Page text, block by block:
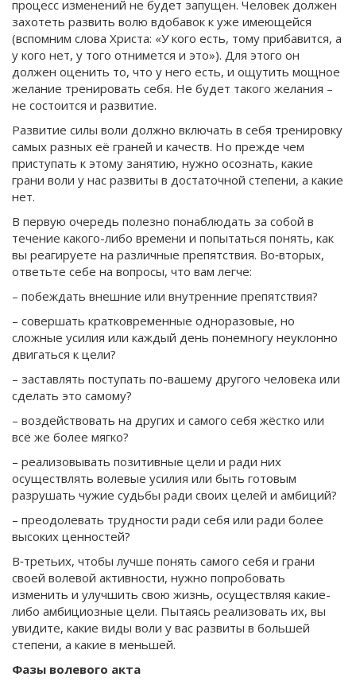
процесс изменений не будет запущен. Человек должен
захотеть развить волю вдобавок к уже имеющейся
(вспомним слова Христа: «У кого есть, тому прибавится, а
у кого нет, у того отнимется и это»). Для этого он
должен оценить то, что у него есть, и ощутить мощное
желание тренировать себя. Не будет такого желания –
не состоится и развитие.
Развитие силы воли должно включать в себя тренировку
самых разных её граней и качеств. Но прежде чем
приступать к этому занятию, нужно осознать, какие
грани воли у нас развиты в достаточной степени, а какие
нет.
В первую очередь полезно понаблюдать за собой в
течение какого-либо времени и попытаться понять, как
вы реагируете на различные препятствия. Во‑вторых,
ответьте себе на вопросы, что вам легче:
– побеждать внешние или внутренние препятствия?
– совершать кратковременные одноразовые, но
сложные усилия или каждый день понемногу неуклонно
двигаться к цели?
– заставлять поступать по-вашему другого человека или
сделать это самому?
– воздействовать на других и самого себя жёстко или
всё же более мягко?
– реализовывать позитивные цели и ради них
осуществлять волевые усилия или быть готовым
разрушать чужие судьбы ради своих целей и амбиций?
– преодолевать трудности ради себя или ради более
высоких ценностей?
В‑третьих, чтобы лучше понять самого себя и грани
своей волевой активности, нужно попробовать
изменить и улучшить свою жизнь, осуществляя какие-
либо амбициозные цели. Пытаясь реализовать их, вы
увидите, какие виды воли у вас развиты в большей
степени, а какие в меньшей.
Фазы волевого акта